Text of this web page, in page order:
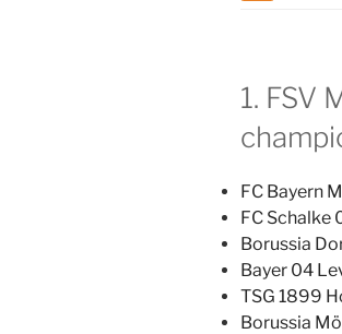
1. FSV
FC Bayern
FC Schalke
Borussia
Bayer 04
TSG 1899
Borussia